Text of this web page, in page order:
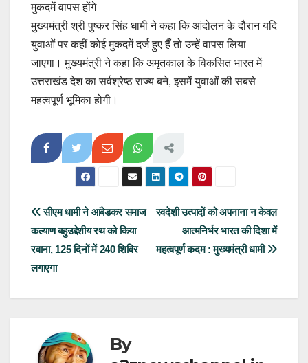
मुकदमें वापस होंगे
मुख्यमंत्री श्री पुष्कर सिंह धामी ने कहा कि आंदोलन के दौरान यदि
युवाओं पर कहीं कोई मुकदमें दर्ज हुए हैँ तो उन्हें वापस लिया
जाएगा। मुख्यमंत्री ने कहा कि अमृतकाल के विकसित भारत में
उत्तराखंड देश का सर्वश्रेष्ठ राज्य बने, इसमें युवाओं की सबसे
महत्वपूर्ण भूमिका होगी।
Post
navigation
स्वदेशी उत्पादों को अपनाना न केवल
आत्मनिर्भर भारत की दिशा में
महत्वपूर्ण कदम : मुख्यमंत्री धामी
सीएम धामी ने आंबेडकर समाज
कल्याण बहुउद्देशीय रथ को किया
रवाना, 125 दिनों में 240 शिविर
लगाएगा
By